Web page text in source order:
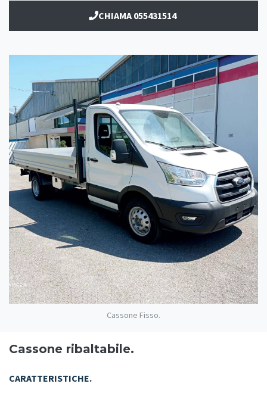
CHIAMA 055431514
Cassone Fisso.
Cassone ribaltabile.
CARATTERISTICHE.